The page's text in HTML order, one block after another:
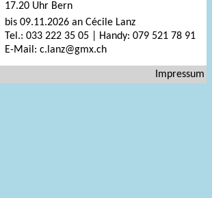
17.20 Uhr Bern
bis 09.11.2026 an Cécile Lanz
Tel.: 033 222 35 05 | Handy: 079 521 78 91
E-Mail: c.lanz@gmx.ch
Impressum